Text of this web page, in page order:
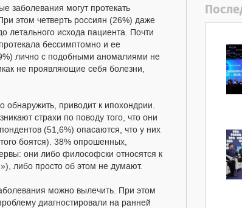
заболевания могут протекать
этом четверть россиян (26%) даже
летального исхода пациента. Почти
бессимптомно и ее
лично с подобными аномалиями не
не проявляющие себя болезни,
обнаружить, приводит к ипохондрии.
страхи по поводу того, что они
(51,6%) опасаются, что у них
боятся). 38% опрошенных,
они либо философски относятся к
либо просто об этом не думают.
можно вылечить. При этом
диагностировали на ранней